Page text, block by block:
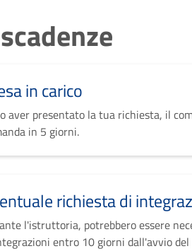
in carico
aver presentato la tua richiesta, il
in 5 giorni.
richiesta di
l'istruttoria, potrebbero essere
entro 10 giorni dall'avvio del